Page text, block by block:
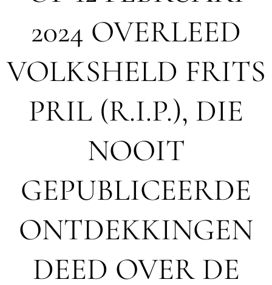
2024 OVERLEED
VOLKSHELD FRITS
PRIL (R.I.P.), DIE
NOOIT
GEPUBLICEERDE
ONTDEKKINGEN
DEED OVER DE